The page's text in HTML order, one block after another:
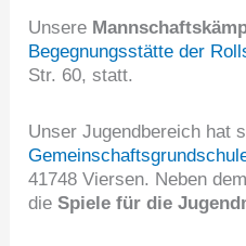
Unsere
Begegnungsstätte der
Str. 60, statt.
Unser Jugendbereich hat
41748 Viersen. Neben
dieSpiele für die